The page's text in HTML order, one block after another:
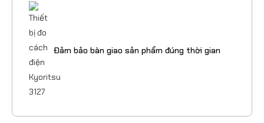
Đảm bảo bàn giao sản phẩm đúng thời gian